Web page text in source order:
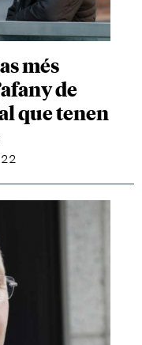
més
de
que tenen